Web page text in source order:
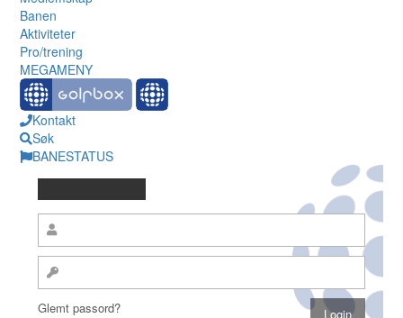
Banen
Aktiviteter
Pro/trening
MEGAMENY
Kontakt
Søk
BANESTATUS
Glemt passord?